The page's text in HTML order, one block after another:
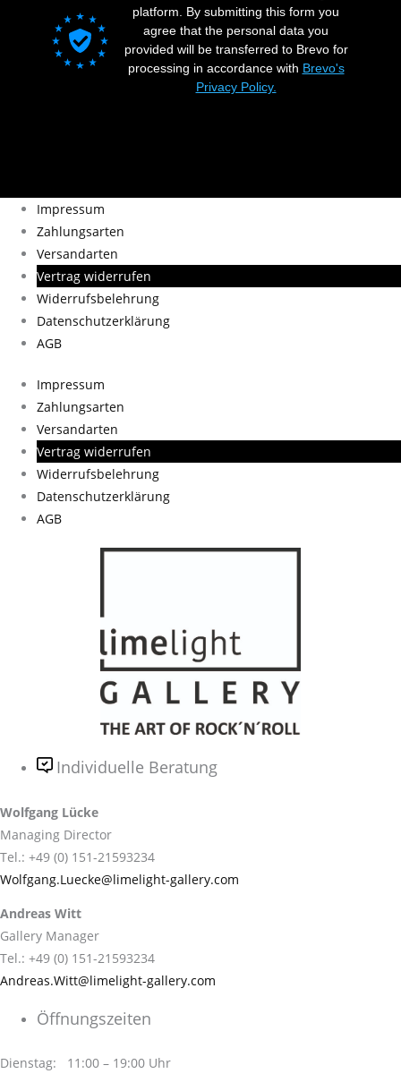
platform. By submitting this form you
agree that the personal data you
provided will be transferred to Brevo for
processing in accordance with Brevo's
Privacy Policy.
Impressum
Zahlungsarten
Versandarten
Vertrag widerrufen
Widerrufsbelehrung
Datenschutzerklärung
AGB
Impressum
Zahlungsarten
Versandarten
Vertrag widerrufen
Widerrufsbelehrung
Datenschutzerklärung
AGB
Individuelle Beratung
Wolfgang Lücke
Managing Director
Tel.: +49 (0) 151-21593234
Wolfgang.Luecke@limelight-gallery.com
Andreas Witt
Gallery Manager
Tel.: +49 (0) 151-21593234
Andreas.Witt@limelight-gallery.com
Öffnungszeiten
Dienstag: 11:00 – 19:00 Uhr